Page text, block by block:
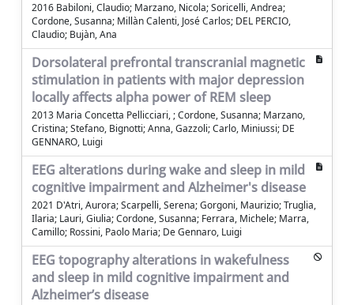
2016 Babiloni, Claudio; Marzano, Nicola; Soricelli, Andrea;
Cordone, Susanna; Millàn Calenti, José Carlos; DEL PERCIO,
Claudio; Bujàn, Ana
Dorsolateral prefrontal transcranial magnetic
stimulation in patients with major depression
locally affects alpha power of REM sleep
2013 Maria Concetta Pellicciari, ; Cordone, Susanna; Marzano,
Cristina; Stefano, Bignotti; Anna, Gazzoli; Carlo, Miniussi; DE
GENNARO, Luigi
EEG alterations during wake and sleep in mild
cognitive impairment and Alzheimer's disease
2021 D'Atri, Aurora; Scarpelli, Serena; Gorgoni, Maurizio; Truglia,
Ilaria; Lauri, Giulia; Cordone, Susanna; Ferrara, Michele; Marra,
Camillo; Rossini, Paolo Maria; De Gennaro, Luigi
EEG topography alterations in wakefulness
and sleep in mild cognitive impairment and
Alzheimer’s disease